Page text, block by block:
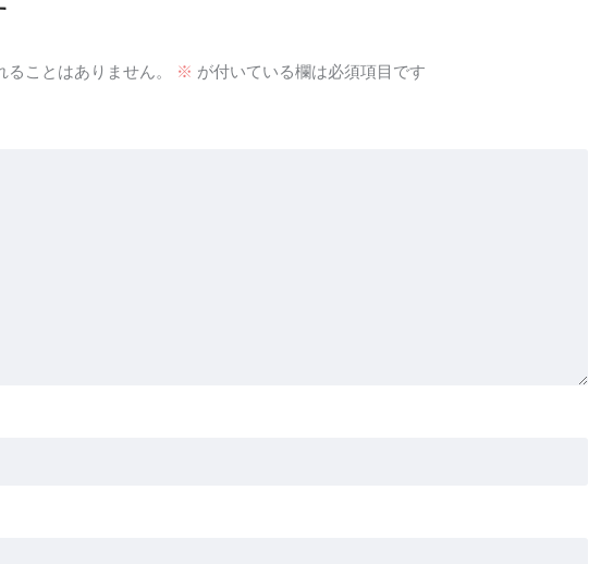
ことはありません。 ※ が付いている欄は必須項目です